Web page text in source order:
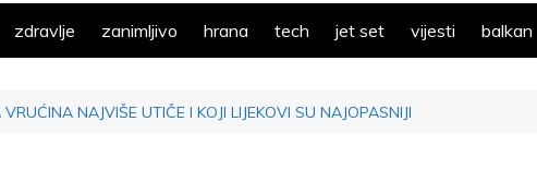
zdravlje zanimljivo hrana tech jet set vijesti balkan
NAJVIŠE UTIČE I KOJI LIJEKOVI SU NAJOPASNIJI